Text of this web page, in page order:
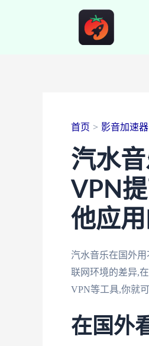
首页 影音加速器
汽水
VPN
他应
汽水音乐在国外
联网环境的差异,
VPN等工具,你就
在国外